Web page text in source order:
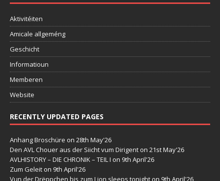
Aktivitéiten
Amicale allgeméng
Geschicht
Informatioun
Memberen
Website
RECENTLY UPDATED PAGES
Anhang Broschüre on 28th May'26
Den AVL Chouer aus der Siicht vum Dirigent on 21st May'26
AVLHISTORY – DIE CHRONIK – TEIL I on 9th April'26
Zum Geleit on 9th April'26
Vun der Drëppchen bis zum Lion sleeps tonight on 9th April'26